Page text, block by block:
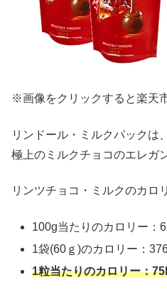
※画像をクリックすると楽天
リンドール・ミルクパックは
極上のミルクチョコのエレガ
リンツチョコ・ミルクのカロ
100g当たりのカロリー：
1袋(60ｇ)のカロリー：
1粒当たりのカロリー：